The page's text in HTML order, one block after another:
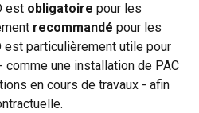
est obligatoire pour les
recommandé pour les
est particulièrement utile pour
une installation de PAC
en cours de travaux - afin